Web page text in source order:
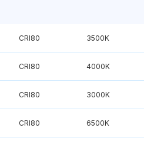
CRI80 3500K
CRI80 4000K
CRI80 3000K
CRI80 6500K